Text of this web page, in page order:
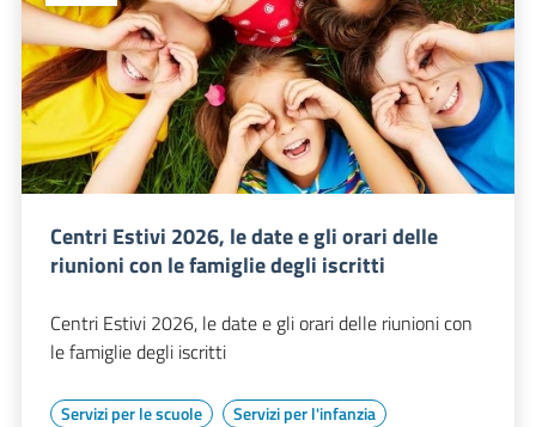
Centri Estivi 2026, le date e gli orari delle
riunioni con le famiglie degli iscritti
Centri Estivi 2026, le date e gli orari delle riunioni con
le famiglie degli iscritti
Servizi per le scuole
Servizi per l'infanzia